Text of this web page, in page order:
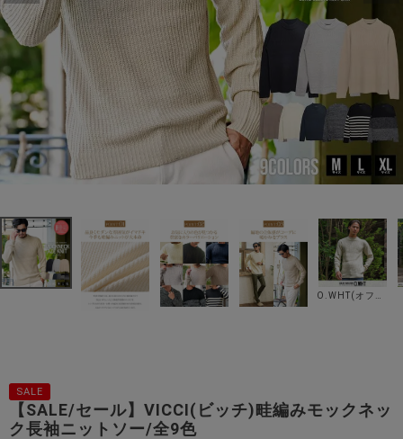
SALE
【SALE/セール】VICCI(ビッチ)畦編みモックネッ
ク長袖ニットソー/全9色